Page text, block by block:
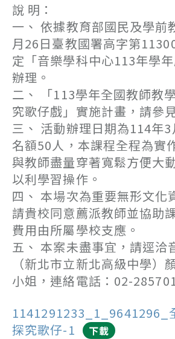
說 明：
一、 依據教育部國民及學前
月26日臺教國署高字第
定「音樂學科中心113年學年
辦理。
二、 「113學年全國教師教
究歌仔戲」實施計畫，請參
三、 活動辦理日期為114年3
名額50人，本課程全程為實
與教師盡量穿著寬鬆方便大
以利學習操作。
四、 本場次為重要無形文化
請貴校同意薦派教師並協助
費用由所屬學校支應。
五、 本案未盡事宜，請逕洽
（新北市立新北高級中學）
小姐，連絡電話：02-
1141291233_1_9641296_
探究歌仔-1
下載